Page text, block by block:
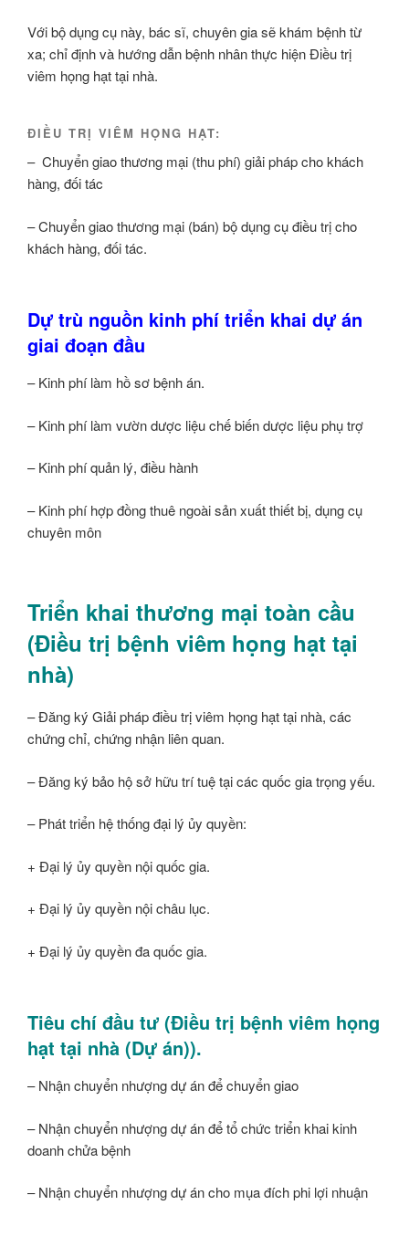
Với bộ dụng cụ này, bác sĩ, chuyên gia sẽ khám bệnh từ
xa; chỉ định và hướng dẫn bệnh nhân thực hiện Điều trị
viêm họng hạt tại nhà.
ĐIỀU TRỊ VIÊM HỌNG HẠT:
– Chuyển giao thương mại (thu phí) giải pháp cho khách
hàng, đối tác
– Chuyển giao thương mại (bán) bộ dụng cụ điều trị cho
khách hàng, đối tác.
Dự trù nguồn kinh phí triển khai dự án
giai đoạn đầu
– Kinh phí làm hồ sơ bệnh án.
– Kinh phí làm vườn dược liệu chế biến dược liệu phụ trợ
– Kinh phí quản lý, điều hành
– Kinh phí hợp đồng thuê ngoài sản xuất thiết bị, dụng cụ
chuyên môn
Triển khai thương mại toàn cầu
(Điều trị bệnh viêm họng hạt tại
nhà)
– Đăng ký Giải pháp điều trị viêm họng hạt tại nhà, các
chứng chỉ, chứng nhận liên quan.
– Đăng ký bảo hộ sở hữu trí tuệ tại các quốc gia trọng yếu.
– Phát triển hệ thống đại lý ủy quyền:
+ Đại lý ủy quyền nội quốc gia.
+ Đại lý ủy quyền nội châu lục.
+ Đại lý ủy quyền đa quốc gia.
Tiêu chí đầu tư (Điều trị bệnh viêm họng
hạt tại nhà (Dự án)).
– Nhận chuyển nhượng dự án để chuyển giao
– Nhận chuyển nhượng dự án để tổ chức triển khai kinh
doanh chửa bệnh
– Nhận chuyển nhượng dự án cho mụa đích phi lợi nhuận